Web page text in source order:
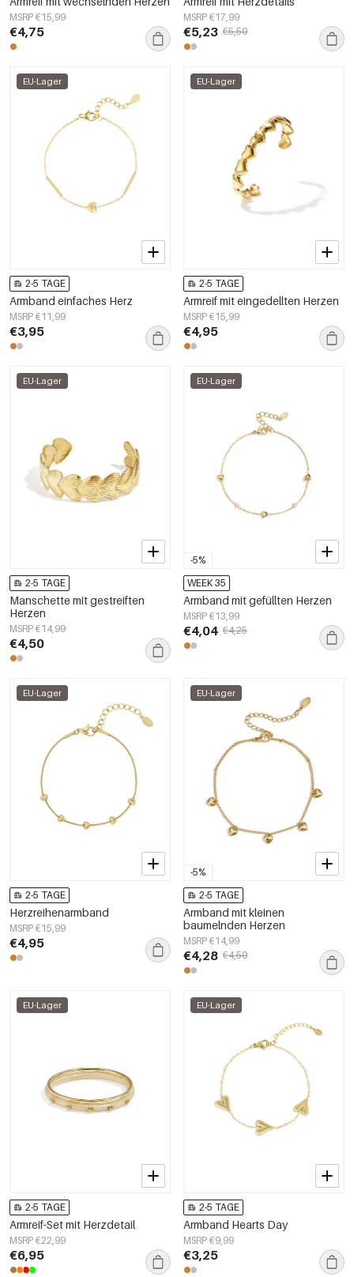
MSRP €15,99
€4,75
MSRP €17,99
€5,23 €5,50
EU-Lager
2-5 TAGE
Armband einfaches Herz
MSRP €11,99
€3,95
EU-Lager
2-5 TAGE
Armreif mit eingedellten Herzen
MSRP €15,99
€4,95
EU-Lager
2-5 TAGE
Manschette mit gestreiften
Herzen
MSRP €14,99
€4,50
-5%
EU-Lager
WEEK 35
Armband mit gefüllten Herzen
MSRP €13,99
€4,04 €4,25
EU-Lager
2-5 TAGE
Herzreihenarmband
MSRP €15,99
€4,95
-5%
EU-Lager
2-5 TAGE
Armband mit kleinen
baumelnden Herzen
MSRP €14,99
€4,28 €4,50
EU-Lager
2-5 TAGE
Armreif-Set mit Herzdetail
MSRP €22,99
€6,95
EU-Lager
2-5 TAGE
Armband Hearts Day
MSRP €9,99
€3,25